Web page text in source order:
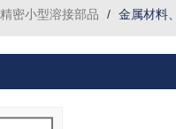
精密小型溶接部品 / 金属材料